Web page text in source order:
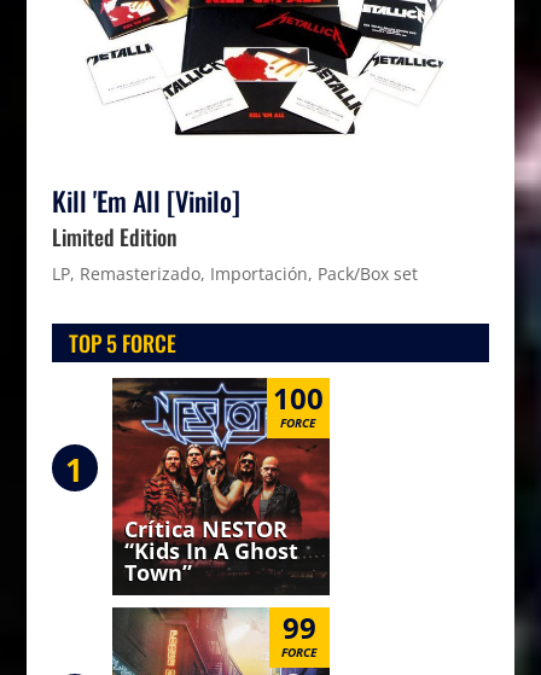
Kill 'Em All [Vinilo]
Limited Edition
LP, Remasterizado, Importación, Pack/Box set
TOP 5 FORCE
1
100
FORCE
Crítica NESTOR
“Kids In A Ghost
Town”
99
FORCE